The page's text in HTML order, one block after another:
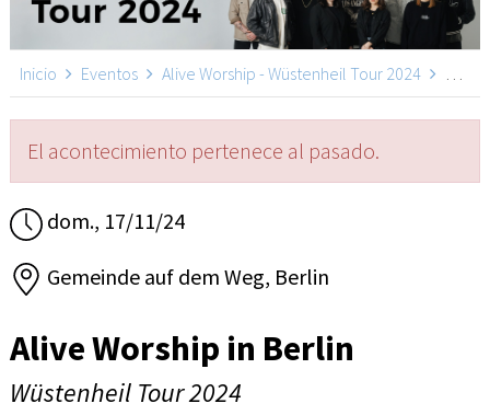
Inicio Eventos Alive Worship - Wüstenheil Tour 2024
El acontecimiento pertenece al pasado.
dom., 17/11/24
Gemeinde auf dem Weg, Berlin
Alive Worship in Berlin
Wüstenheil Tour 2024